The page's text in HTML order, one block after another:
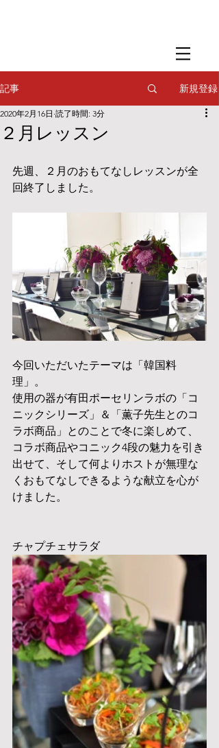
フードスタイリング
記事 新規登録
２月レッスン
2020年2月16日 読了時間: 3分
先週、２月のおもてなしレッスンが全
回終了しました。
今回いただいたテーマは「韓国料
理」。
使用の器が有田ポーセリンラボの「コ
ニックシリーズ」＆「薫子先生とのコ
ラボ商品」とのことで冬に楽しめて、
コラボ商品やコニック4段の魅力を引き
出せて、そして何よりホストが無理な
くおもてなしできるような献立を心が
けました。
チャプチェサラダ